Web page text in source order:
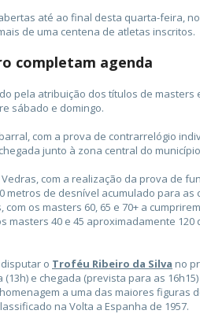
até ao final desta quarta-feira,
de uma centena de atletas inscritos.
completam agenda
pela atribuição dos títulos de masters
sábado e domingo.
com a prova de contrarrelógio
junto à zona central do
com a realização da prova de
metros de desnível acumulado para as
os masters 60, 65 e 70+ a
masters 40 e 45 aproximadamente
o Troféu Ribeiro da Silva no
e chegada (prevista para as
a uma das maiores figuras
na Volta a Espanha de 1957.